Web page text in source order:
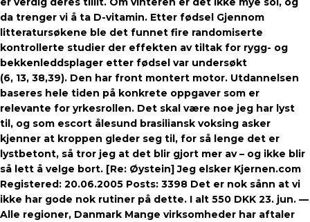
da trenger vi å ta D-vitamin. Etter fødsel Gjennom
litteratursøkene ble det funnet fire randomiserte
kontrollerte studier der effekten av tiltak for rygg- og
bekkenleddsplager etter fødsel var undersøkt
(6, 13, 38,39). Den har front montert motor. Utdannelsen
baseres hele tiden på konkrete oppgaver som er
relevante for yrkesrollen. Det skal være noe jeg har lyst
til, og som escort ålesund brasiliansk voksing asker
kjenner at kroppen gleder seg til, for så lenge det er
lystbetont, så tror jeg at det blir gjort mer av – og ikke blir
så lett å velge bort. [Re: Øystein] Jeg elsker Kjernen.com
Registered: 20.06.2005 Posts: 3398 Det er nok sånn at vi
ikke har gode nok rutiner på dette. I alt 550 DKK 23. jun. —
Alle regioner, Danmark Mange virksomheder har aftaler